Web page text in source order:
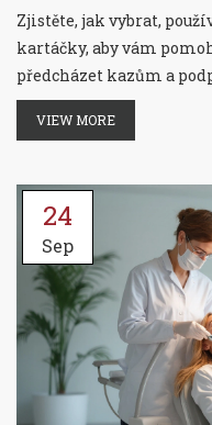
Zjistěte, jak vybrat,
kartáčky, aby vám
předcházet kazům a
VIEW MORE
24
Sep